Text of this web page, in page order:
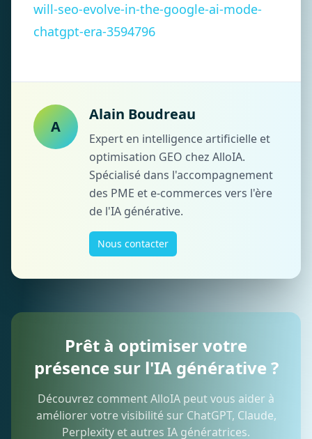
will-seo-evolve-in-the-google-ai-mode-
chatgpt-era-3594796
A
Alain Boudreau
Expert en intelligence artificielle et
optimisation GEO chez AlloIA.
Spécialisé dans l'accompagnement
des PME et e-commerces vers l'ère
de l'IA générative.
Nous contacter
Prêt à optimiser votre
présence sur l'IA générative ?
Découvrez comment AlloIA peut vous aider à
améliorer votre visibilité sur ChatGPT, Claude,
Perplexity et autres IA génératrices.